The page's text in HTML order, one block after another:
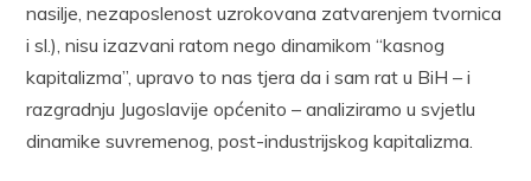
nasilje, nezaposlenost uzrokovana zatvarenjem tvornica
i sl.), nisu izazvani ratom nego dinamikom “kasnog
kapitalizma”, upravo to nas tjera da i sam rat u BiH – i
razgradnju Jugoslavije općenito – analiziramo u svjetlu
dinamike suvremenog, post-industrijskog kapitalizma.